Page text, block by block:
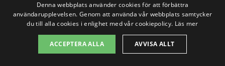
Kungsängen
Denna webbplats använder cookies för att förbättra
användarupplevelsen. Genom att använda vår webbplats samtycker
du till alla cookies i enlighet med vår cookiepolicy. Läs mer
ACCEPTERA ALLA AVVISA ALLT